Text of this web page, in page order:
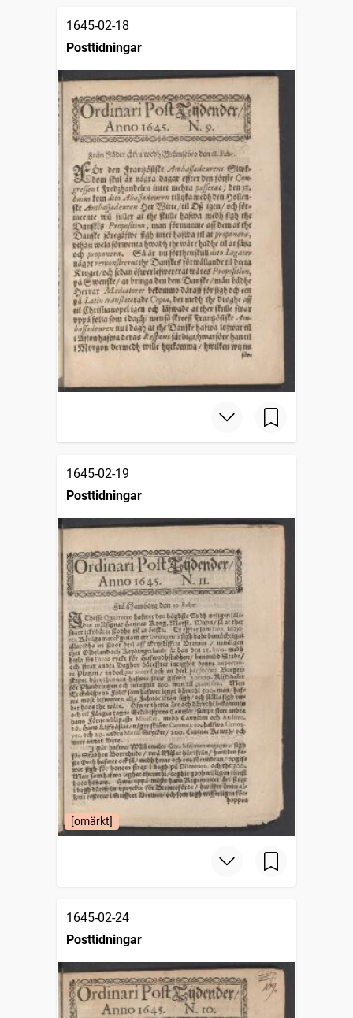
1645-02-18
Posttidningar
1645-02-19
Posttidningar
[omärkt]
1645-02-24
Posttidningar